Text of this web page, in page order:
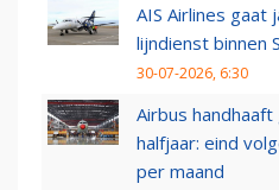
AIS Airlines gaat
lijndienst binnen
30-07-2026, 6:30
Airbus
halfjaar: eind
per maand